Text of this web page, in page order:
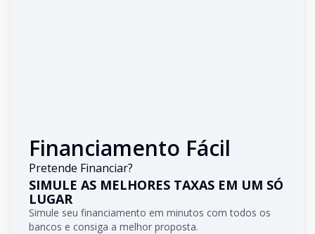
Financiamento Fácil
Pretende Financiar?
SIMULE AS MELHORES TAXAS EM UM SÓ
LUGAR
Simule seu financiamento em minutos com todos os
bancos e consiga a melhor proposta.